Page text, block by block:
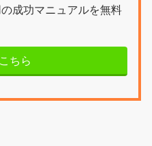
成功マニュアルを無料
ちら